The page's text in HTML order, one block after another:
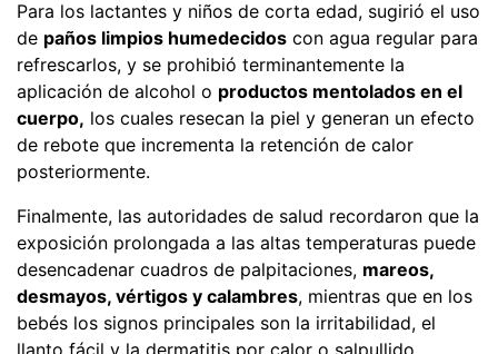
Para los lactantes y niños de corta edad, sugirió el uso
de paños limpios humedecidos con agua regular para
refrescarlos, y se prohibió terminantemente la
aplicación de alcohol o productos mentolados en el
cuerpo, los cuales resecan la piel y generan un efecto
de rebote que incrementa la retención de calor
posteriormente.
Finalmente, las autoridades de salud recordaron que la
exposición prolongada a las altas temperaturas puede
desencadenar cuadros de palpitaciones, mareos,
desmayos, vértigos y calambres, mientras que en los
bebés los signos principales son la irritabilidad, el
llanto fácil y la dermatitis por calor o salpullido.